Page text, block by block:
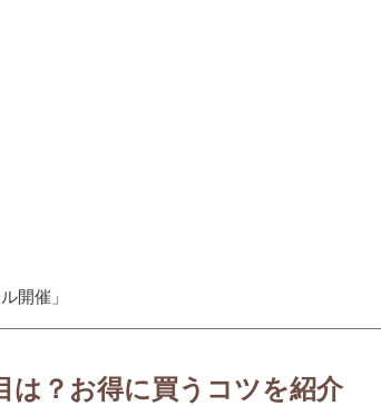
開催」
は？お得に買うコツを紹介